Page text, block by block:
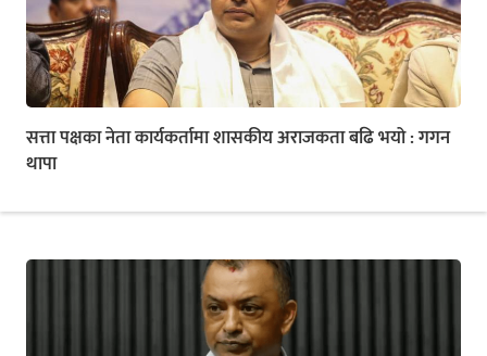
सत्ता पक्षका नेता कार्यकर्तामा शासकीय अराजकता बढि भयो : गगन
थापा